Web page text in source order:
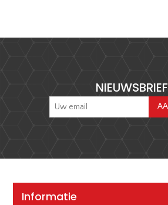
NIEUWSBRIEF
Informatie